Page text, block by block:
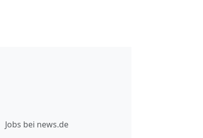
Jobs bei news.de